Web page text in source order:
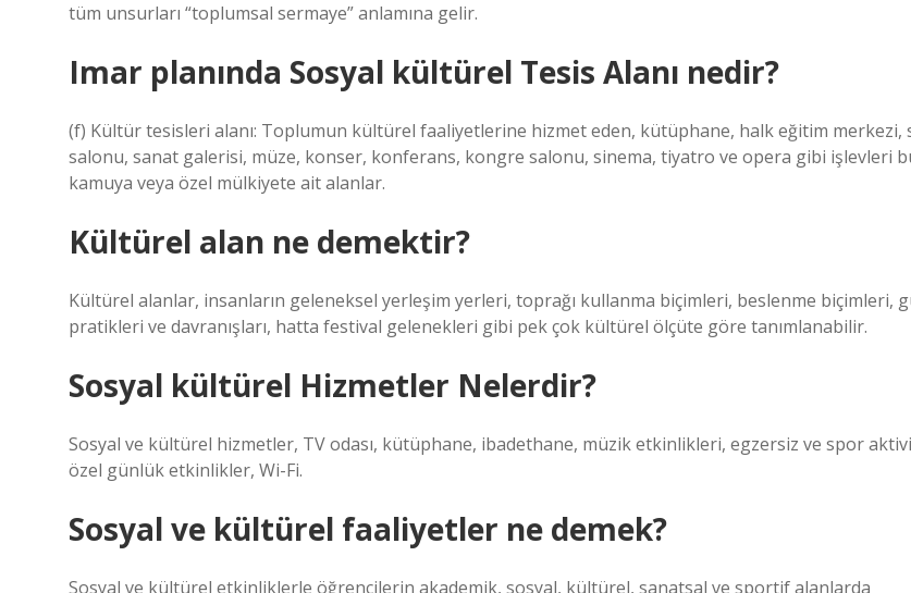
tüm unsurları “toplumsal sermaye” anlamına gelir.
Imar planında Sosyal kültürel Tesis Alanı nedir?
(f) Kültür tesisleri alanı: Toplumun kültürel faaliyetlerine hizmet eden, kütüphane, halk eğitim merkezi,
salonu, sanat galerisi, müze, konser, konferans, kongre salonu, sinema, tiyatro ve opera gibi işlevleri
kamuya veya özel mülkiyete ait alanlar.
Kültürel alan ne demektir?
Kültürel alanlar, insanların geleneksel yerleşim yerleri, toprağı kullanma biçimleri, beslenme biçimleri,
pratikleri ve davranışları, hatta festival gelenekleri gibi pek çok kültürel ölçüte göre tanımlanabilir.
Sosyal kültürel Hizmetler Nelerdir?
Sosyal ve kültürel hizmetler, TV odası, kütüphane, ibadethane, müzik etkinlikleri, egzersiz ve spor
özel günlük etkinlikler, Wi-Fi.
Sosyal ve kültürel faaliyetler ne demek?
Sosyal ve kültürel etkinliklerle öğrencilerin akademik, sosyal, kültürel, sanatsal ve sportif alanlarda